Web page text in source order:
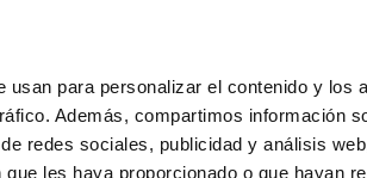
usan para personalizar el contenido y los
Además, compartimos información
redes sociales, publicidad y análisis
les haya proporcionado o que hayan